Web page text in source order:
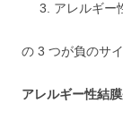
アレルギー
の 3 つが負のサ
アレルギー性結